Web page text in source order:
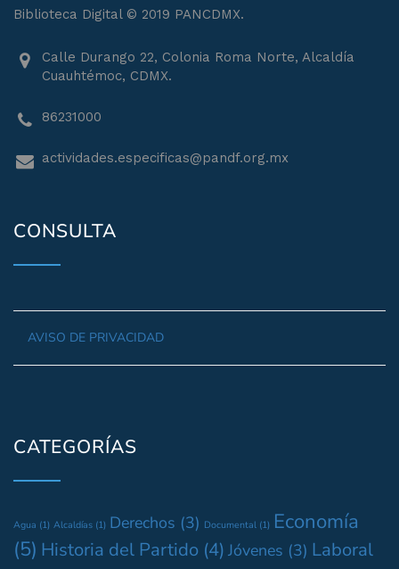
Biblioteca Digital © 2019 PANCDMX.
Calle Durango 22, Colonia Roma Norte, Alcaldía
Cuauhtémoc, CDMX.
86231000
actividades.especificas@pandf.org.mx
CONSULTA
AVISO DE PRIVACIDAD
CATEGORÍAS
Agua (1) Alcaldías (1) Derechos (3) Documental (1) Economía
(5) Historia del Partido (4) Jóvenes (3) Laboral